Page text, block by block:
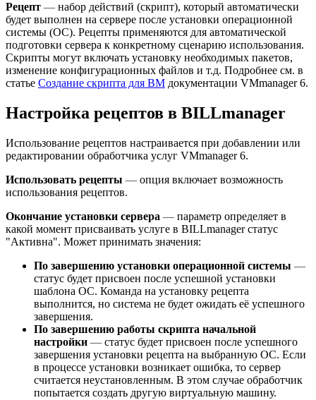
Рецепт — набор действий (скрипт), который автоматически
будет выполнен на сервере после установки операционной
системы (ОС). Рецепты применяются для автоматической
подготовки сервера к конкретному сценарию использования.
Скрипты могут включать установку необходимых пакетов,
изменение конфигурационных файлов и т.д. Подробнее см. в
статье Создание скрипта для ВМ документации VMmanager 6.
Настройка рецептов в BILLmanager
Использование рецептов настраивается при добавлении или
редактировании обработчика услуг VMmanager 6.
Использовать рецепты — опция включает возможность
использования рецептов.
Окончание установки сервера — параметр определяет в
какой момент присваивать услуге в BILLmanager статус
"Активна". Может принимать значения:
По завершению установки операционной системы —
статус будет присвоен после успешной установки
шаблона ОС. Команда на установку рецепта
выполнится, но система не будет ожидать её успешного
завершения.
По завершению работы скрипта начальной
настройки — статус будет присвоен после успешного
завершения установки рецепта на выбранную ОС. Если
в процессе установки возникает ошибка, то сервер
считается неустановленным. В этом случае обработчик
попытается создать другую виртуальную машину.